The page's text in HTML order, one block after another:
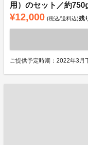
用）のセット／約
¥12,000 (税込/送料込)残
ご提供予定時期：2022年3月